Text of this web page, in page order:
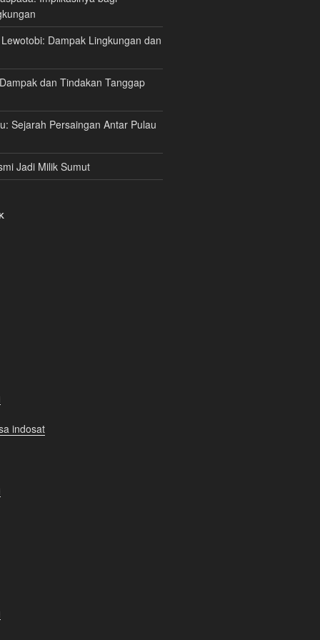
Dampak Lingkungan dan
dan Tindakan Tanggap
Sejarah Persaingan Antar Pulau
Jadi Milik Sumut
indosat